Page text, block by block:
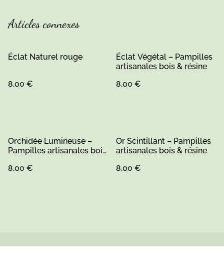
Articles connexes
Éclat Naturel rouge
8,00 €
Éclat Végétal – Pampilles
artisanales bois & résine
8,00 €
Orchidée Lumineuse –
Pampilles artisanales bois
8,00 €
Or Scintillant – Pampilles
artisanales bois & résine
8,00 €